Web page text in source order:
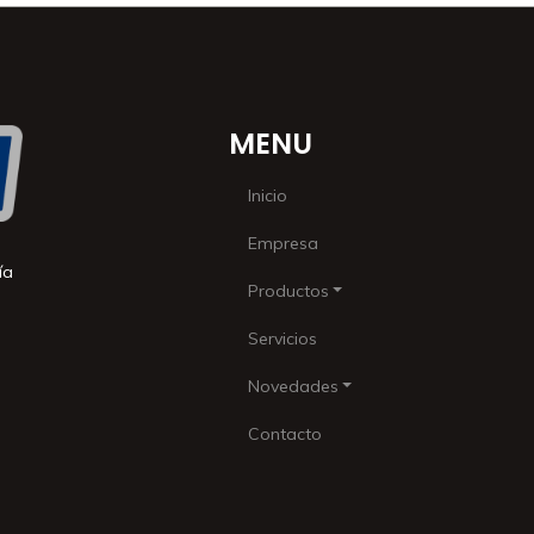
MENU
Inicio
Empresa
Productos
Servicios
Novedades
Contacto